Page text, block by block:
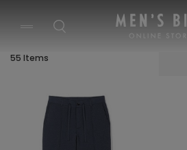
55 Items